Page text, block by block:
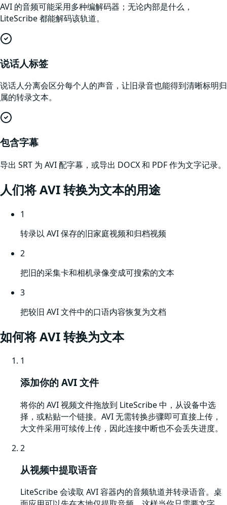
AVI 的音频可能采用多种编解码器；无论内部是什么，
LiteScribe 都能解码该轨道。
说话人标签
说话人分离会区分每个人的声音，让旧录音也能得到清晰标明归
属的转录文本。
包含字幕
导出 SRT 为 AVI 配字幕，或导出 DOCX 和 PDF 作为文字记录。
人们将AVI转换为文本的用途
1
转录以 AVI 保存的旧家庭视频和归档视频
2
把旧的采集卡和相机录像变成可搜索的文本
3
把较旧 AVI 文件中的口语内容恢复为文档
如何将AVI转换为文本
1
添加你的 AVI 文件
将你的 AVI 视频文件拖放到 LiteScribe 中，从设备中选
择，或粘贴一个链接。AVI 无需转换步骤即可直接上传，
大文件采用可续传上传，因此连接中断也不会丢失进度。
2
从视频中提取语音
LiteScribe 会读取 AVI 容器内的音频轨道并转录语音。桌